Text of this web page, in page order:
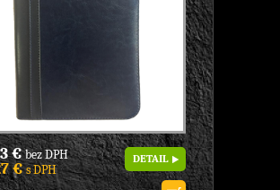
€bez DPH
€s DPH
DETAIL